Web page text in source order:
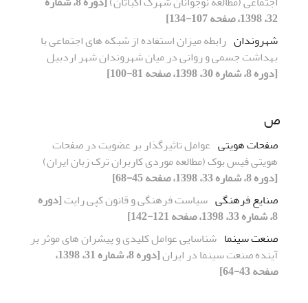
32، 1398، صفحه 107-134]
شهروندان رابطه میزان استفاده از شبکه های اجتماعی با
بهداشت جسمی و روانی در میان شهروندان شهر اردبیل
[دوره 8، شماره 30، 1398، صفحه 81-100]
ص
صفحات هویتی عوامل تاثیرگذار بر عضویت در صفحات
هویتی فیس بوک (مطالعه موردی کاربران ترک زبان ایران)
[دوره 8، شماره 33، 1398، صفحه 45-68]
صنایع فرهنگی سیاست فرهنگی و قانون کپی رایت[دوره
8، شماره 33، 1398، صفحه 121-142]
صنعت سینما شناسایی عوامل کلیدی و پیشران های موثر بر
آینده صنعت سینما در ایران
[دوره 8، شماره 31، 1398،
صفحه 43-64]